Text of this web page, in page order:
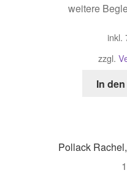
weitere
inkl.
zzgl.
In
Pollack